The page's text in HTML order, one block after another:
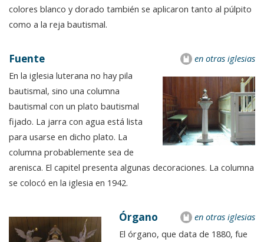
colores blanco y dorado también se aplicaron tanto al púlpito
como a la reja bautismal.
en otras iglesias
Fuente
En la iglesia luterana no hay pila
bautismal, sino una columna
bautismal con un plato bautismal
fijado. La jarra con agua está lista
para usarse en dicho plato. La
columna probablemente sea de
arenisca. El capitel presenta algunas decoraciones. La columna
se colocó en la iglesia en 1942.
en otras iglesias
Órgano
El órgano, que data de 1880, fue